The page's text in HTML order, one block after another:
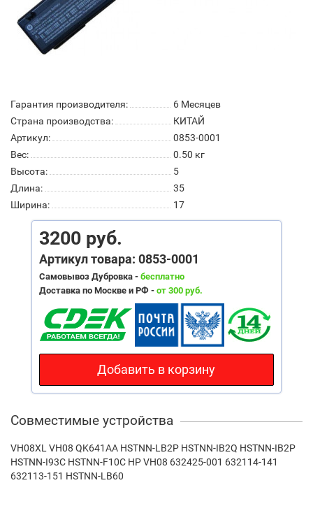
Гарантия производителя:
6 Месяцев
Страна производства:
КИТАЙ
Артикул:
0853-0001
Вес:
0.50 кг
Высота:
5
Длина:
35
Ширина:
17
3200 руб.
Артикул товара: 0853-0001
Самовывоз Дубровка - бесплатно
Доставка по Москве и РФ - от 300 руб.
Добавить в корзину
Совместимые устройства
VH08XL VH08 QK641AA HSTNN-LB2P HSTNN-IB2Q HSTNN-IB2P
HSTNN-I93C HSTNN-F10C HP VH08 632425-001 632114-141
632113-151 HSTNN-LB60